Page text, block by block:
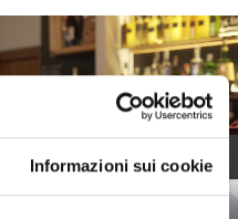
Informazioni sui cookie